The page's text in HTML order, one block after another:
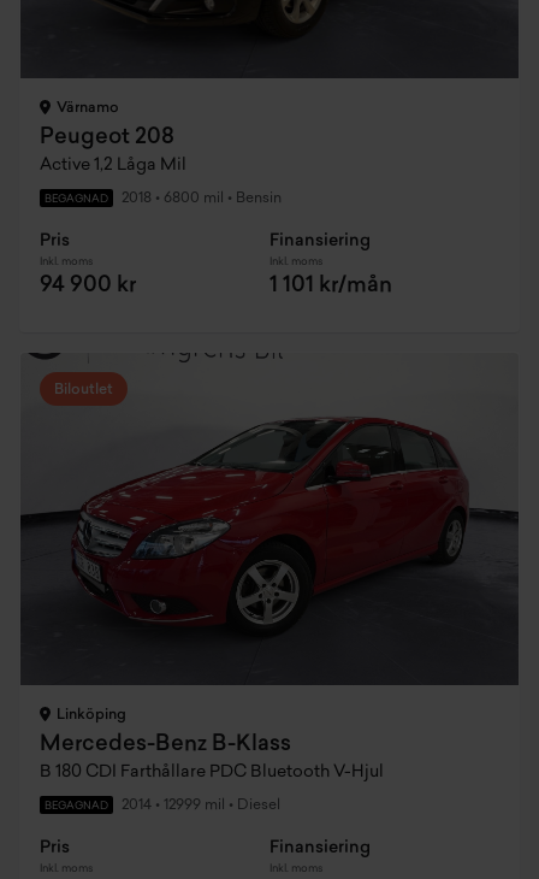
Värnamo
Peugeot 208
Active 1,2 Låga Mil
BEGAGNAD 2018 • 6800 mil • Bensin
Pris
Inkl. moms
94 900 kr
Finansiering
Inkl. moms
1 101 kr/mån
Biloutlet
Linköping
Mercedes-Benz B-Klass
B 180 CDI Farthållare PDC Bluetooth V-Hjul
BEGAGNAD 2014 • 12999 mil • Diesel
Pris
Inkl. moms
Finansiering
Inkl. moms